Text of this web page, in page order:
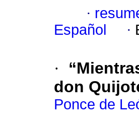
·
Español
·
·
don
Ponce de